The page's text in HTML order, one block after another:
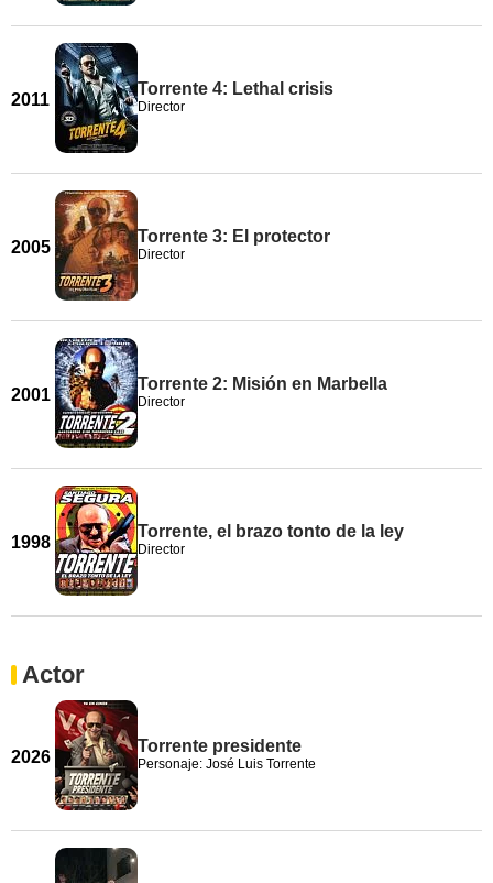
2011
Torrente 4: Lethal crisis
Director
2005
Torrente 3: El protector
Director
2001
Torrente 2: Misión en Marbella
Director
1998
Torrente, el brazo tonto de la ley
Director
Actor
2026
Torrente presidente
Personaje: José Luis Torrente